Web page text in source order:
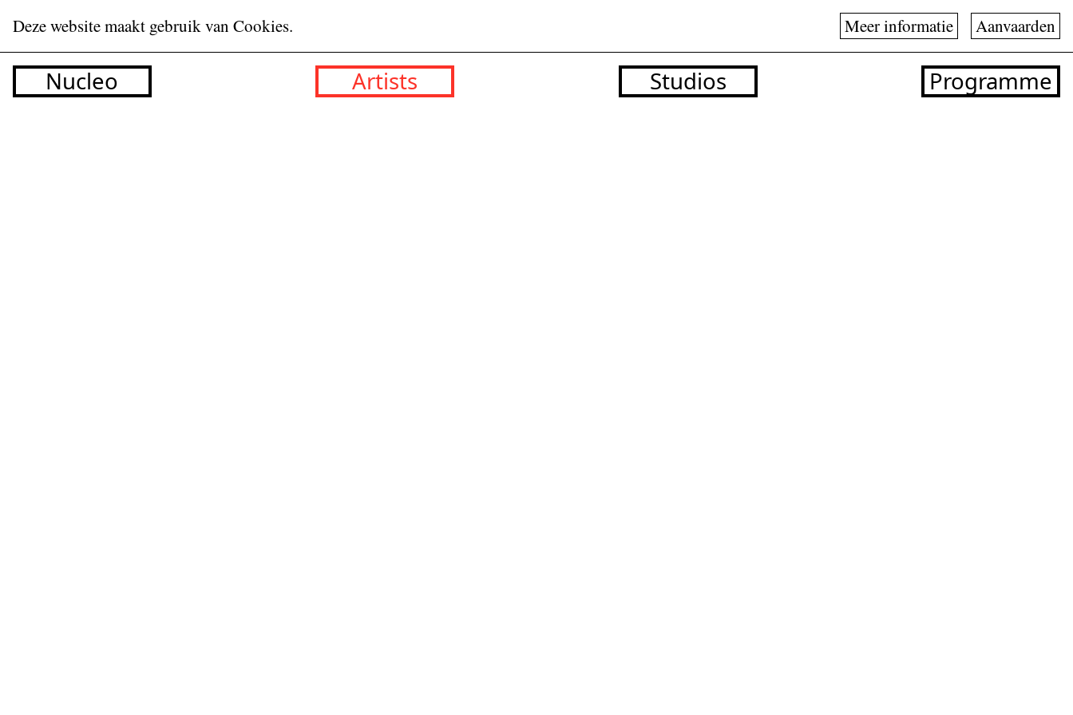
Deze website maakt gebruik van Cookies. Meer informatie Aanvaarden
Nucleo Artists Studios Programme